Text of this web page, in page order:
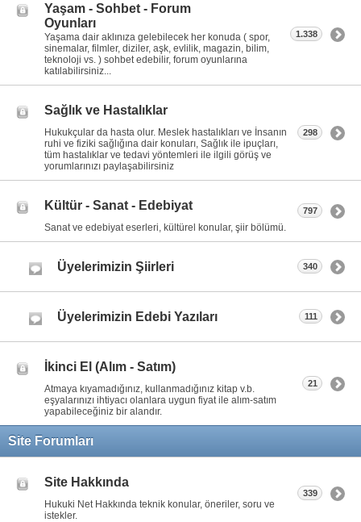
Yaşam - Sohbet - Forum
Oyunları
Yaşama dair aklınıza gelebilecek her konuda ( spor,
sinemalar, filmler, diziler, aşk, evlilik, magazin, bilim,
teknoloji vs. ) sohbet edebilir, forum oyunlarına
katılabilirsiniz...
1.338
Sağlık ve Hastalıklar
Hukukçular da hasta olur. Meslek hastalıkları ve İnsanın
ruhi ve fiziki sağlığına dair konuları, Sağlık ile ipuçları,
tüm hastalıklar ve tedavi yöntemleri ile ilgili görüş ve
yorumlarınızı paylaşabilirsiniz
298
Kültür - Sanat - Edebiyat
Sanat ve edebiyat eserleri, kültürel konular, şiir bölümü.
797
Üyelerimizin Şiirleri 340
Üyelerimizin Edebi Yazıları 111
İkinci El (Alım - Satım)
Atmaya kıyamadığınız, kullanmadığınız kitap v.b.
eşyalarınızı ihtiyacı olanlara uygun fiyat ile alım-satım
yapabileceğiniz bir alandır.
21
Site Forumları
Site Hakkında
Hukuki Net Hakkında teknik konular, öneriler, soru ve
istekler.
339